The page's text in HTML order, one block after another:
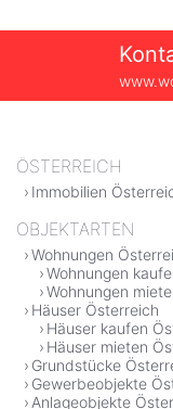
ÖSTERREICH
Immobilien
OBJEKTARTEN
Wohnungen
Wohnungen
Wohnungen
Häuser Österreich
Häuser kaufen
Häuser mieten
Grundstücke
Gewerbeobjekte
Anlageobjekte